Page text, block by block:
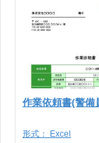
作業依頼書(警備
形式： Excel